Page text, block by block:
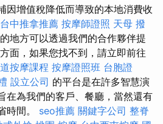
因增值稅降低而導致的本地消費收
台中推拿推薦 按摩師證照 天母 撥
地方可以透過我們的合作夥伴提
面，如果您找不到，請立即前往
按摩課程 按摩證照班 台胞證
設立公司 的平台是在許多智慧演
在為我們的客戶、餐廳，當然還有
時間。 seo推薦 關鍵字公司 整脊